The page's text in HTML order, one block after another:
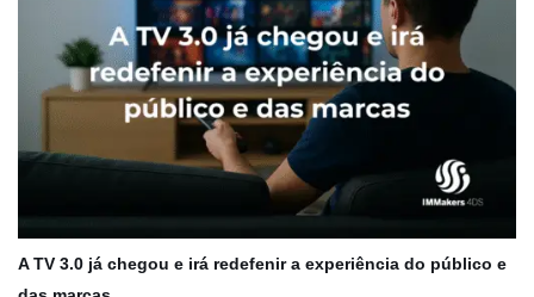
A TV 3.0 já chegou e irá redefenir a experiência do público e